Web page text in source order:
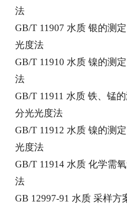
法
GB/T 11907 水质 银的测
光度法
GB/T 11910 水质 镍的测
法
GB/T 11911 水质 铁、锰
分光光度法
GB/T 11912 水质 镍的测
光度法
GB/T 11914 水质 化学需
法
GB 12997-91 水质 采样方